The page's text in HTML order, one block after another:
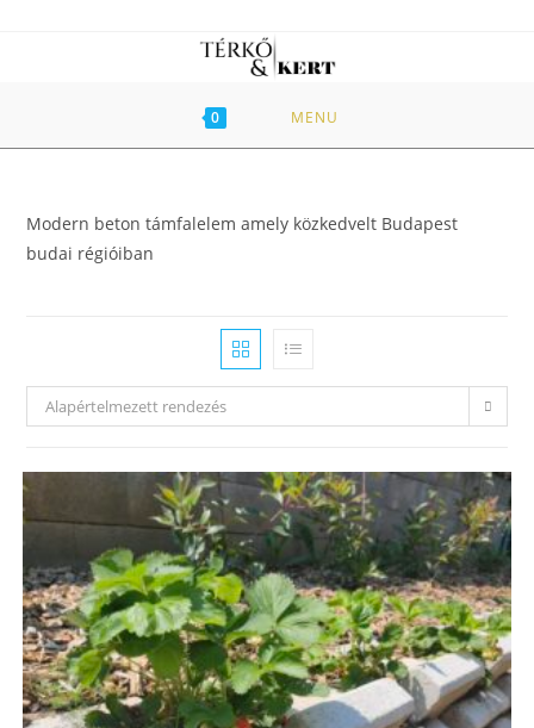
0 MENU
Modern beton támfalelem amely közkedvelt Budapest
budai régióiban
Alapértelmezett rendezés